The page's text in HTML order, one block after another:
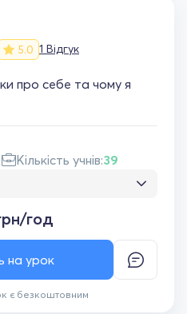
5.0 1 Відгук
про себе та чому я
Кількість учнів:39
год
є безкоштовним
на урок